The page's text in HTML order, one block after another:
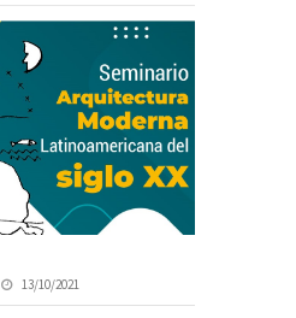
13/10/2021